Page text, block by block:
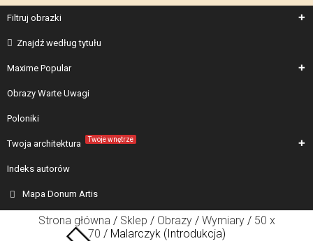
Filtruj obrazki
Znajdź według tytułu
Maxime Popular
Obrazy Warte Uwagi
Poloniki
Twoja architektura Twoje wnętrze
Indeks autorów
Mapa Donum Artis
Strona główna/ Sklep / Obrazy/ Wymiary/ 50 x
70 / Malarczyk (Introdukcja)